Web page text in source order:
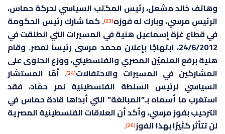
وهاتف خالد مشعل، رئيس المكتب السياسي لحركة حماس،
الرئيس مرسي، وبارك له فوزه[23]
. كما شارك رئيس الحكومة
في قطاع غزة إسماعيل هنية في المسيرات التي انطلقت في
24/6/2012، ابتهاجًا بإعلان محمد مرسى رئيساً لمصر. وقام
هنية برفع العلميْن المصري والفلسطيني، ووزع الحلوى على
المشاركين في المسيرات والاحتفالات[24]
. أمّا المستشار
السياسي لرئيس السلطة الفلسطينية نمر حمّاد، فقد
استغرب ما أسماه بـ”المبالغة” التي أبداها قادة حماس في
الترحيب بفوز مرسي، وأكد أن العلاقات الفلسطينية المصرية
لن تتأثر كثيرًا بهذا الفوز[25]
.